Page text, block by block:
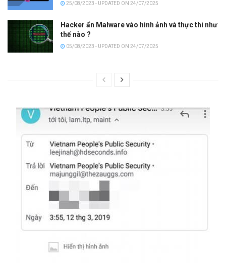
25/08/2023 - UPDATED ON 24/07/2025
Hacker ẩn Malware vào hình ảnh và thực thi như
thế nào ?
05/08/2023 - UPDATED ON 24/07/2025